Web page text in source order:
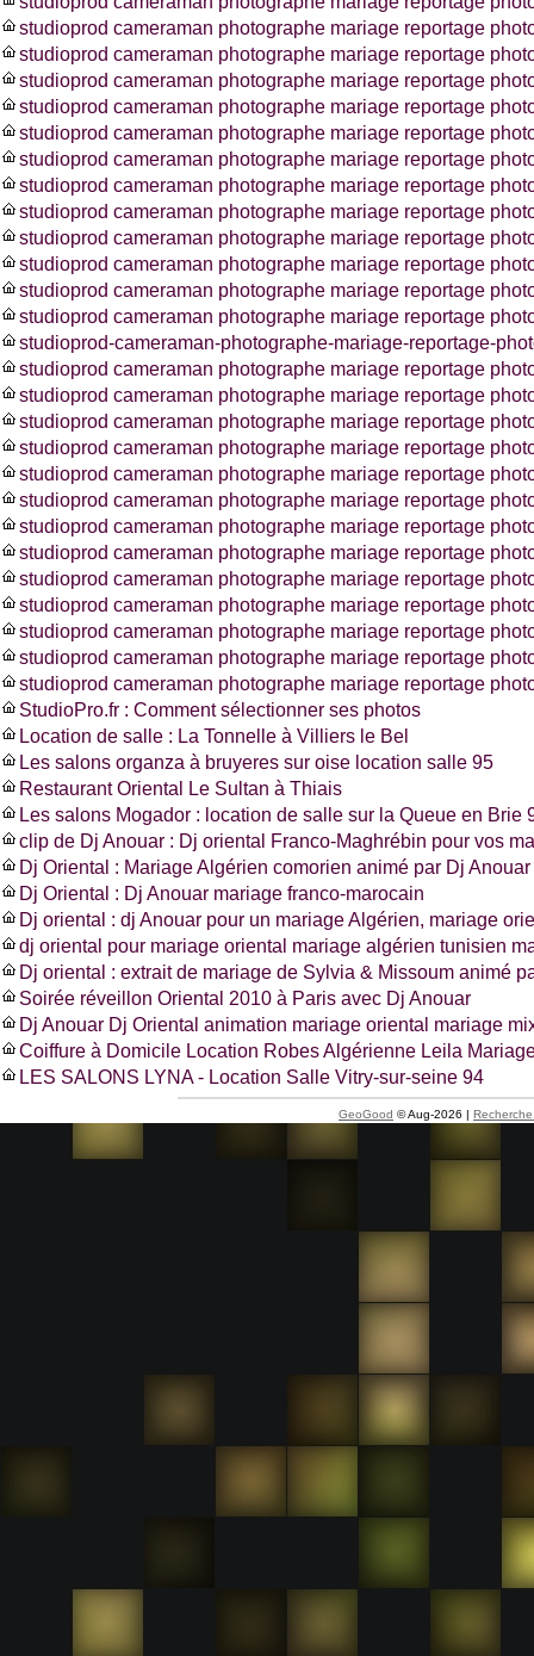
studioprod cameraman photographe mariage reportage
studioprod cameraman photographe mariage reportage
studioprod cameraman photographe mariage reportage
studioprod cameraman photographe mariage reportage
studioprod cameraman photographe mariage reportage
studioprod cameraman photographe mariage reportage
studioprod cameraman photographe mariage reportage
studioprod cameraman photographe mariage reportage
studioprod cameraman photographe mariage reportage
studioprod cameraman photographe mariage reportage
studioprod cameraman photographe mariage reportage
studioprod cameraman photographe mariage reportage
studioprod-cameraman-photographe-mariage-reportage-
studioprod cameraman photographe mariage reportage
studioprod cameraman photographe mariage reportage
studioprod cameraman photographe mariage reportage
studioprod cameraman photographe mariage reportage
studioprod cameraman photographe mariage reportage
studioprod cameraman photographe mariage reportage
studioprod cameraman photographe mariage reportage
studioprod cameraman photographe mariage reportage
studioprod cameraman photographe mariage reportage
studioprod cameraman photographe mariage reportage
studioprod cameraman photographe mariage reportage
studioprod cameraman photographe mariage reportage
studioprod cameraman photographe mariage reportage
StudioPro.fr : Comment sélectionner ses photos
Location de salle : La Tonnelle à Villiers le Bel
Les salons organza à bruyeres sur oise location salle 95
Restaurant Oriental Le Sultan à Thiais
Les salons Mogador : location de salle sur la Queue en Brie
clip de Dj Anouar : Dj oriental Franco-Maghrébin pour vos
Dj Oriental : Mariage Algérien comorien animé par Dj Anouar
Dj Oriental : Dj Anouar mariage franco-marocain
Dj oriental : dj Anouar pour un mariage Algérien, mariage
dj oriental pour mariage oriental mariage algérien tunisien
Dj oriental : extrait de mariage de Sylvia & Missoum animé
Soirée réveillon Oriental 2010 à Paris avec Dj Anouar
Dj Anouar Dj Oriental animation mariage oriental mariage
Coiffure à Domicile Location Robes Algérienne Leila
LES SALONS LYNA - Location Salle Vitry-sur-seine 94
GeoGood © Aug-2026 |